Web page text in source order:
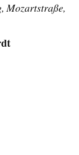
Mozartstraße,